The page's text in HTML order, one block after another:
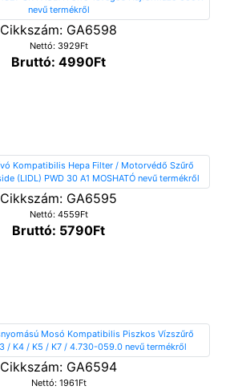
Cikkszám: GA6598
Nettó: 3929Ft
Bruttó: 4990Ft
Cikkszám: GA6595
Nettó: 4559Ft
Bruttó: 5790Ft
Cikkszám: GA6594
Nettó: 1961Ft